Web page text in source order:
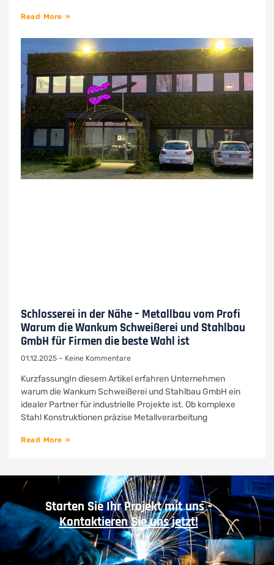
Read More »
Schlosserei in der Nähe – Metallbau vom Profi
Warum die Wankum Schweißerei und Stahlbau
GmbH für Firmen die beste Wahl ist
01.12.2025 Keine Kommentare
KurzfassungIn diesem Artikel erfahren Unternehmen
warum die Wankum Schweißerei und Stahlbau GmbH ein
idealer Partner für industrielle Projekte ist. Ob komplexe
Stahl Konstruktionen präzise Metallverarbeitung
Read More »
Starten Sie Ihr Projekt mit uns –
Kontaktieren Sie uns jetzt!